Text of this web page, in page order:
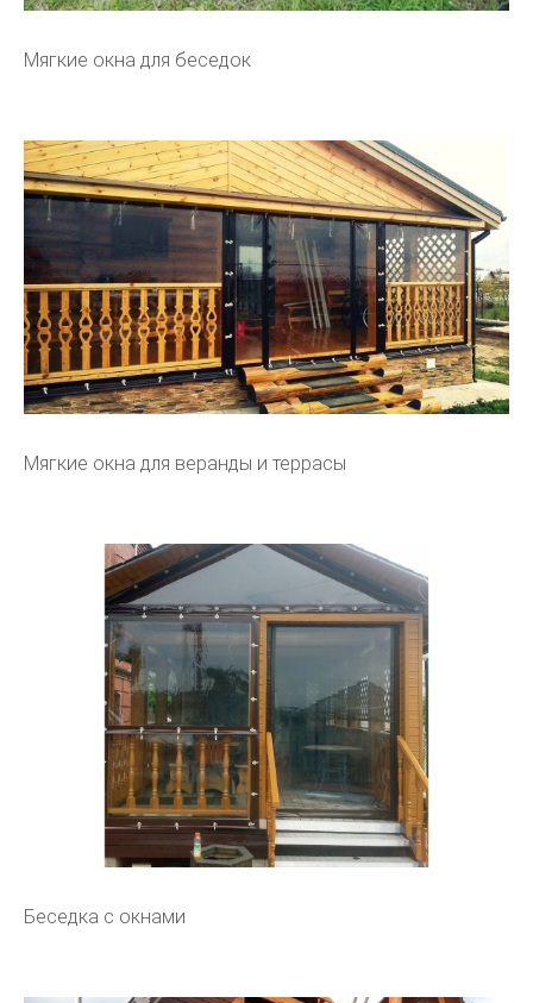
Мягкие окна для беседок
Мягкие окна для веранды и террасы
Беседка с окнами